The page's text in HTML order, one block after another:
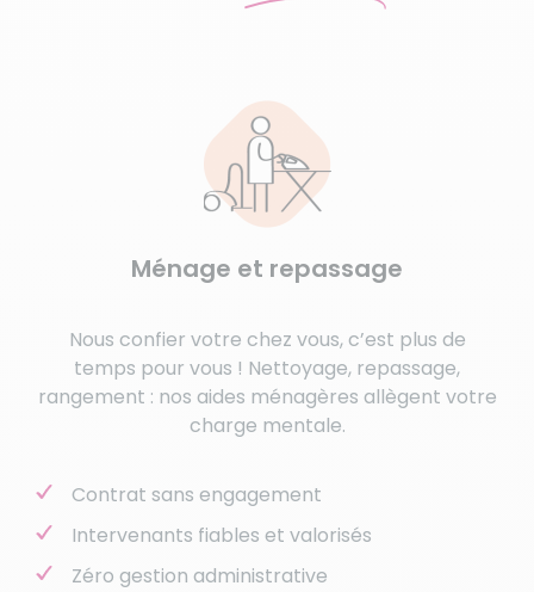
Ménage et repassage
Nous confier votre chez vous, c’est plus de
temps pour vous ! Nettoyage, repassage,
rangement : nos aides ménagères allègent votre
charge mentale.
Contrat sans engagement
Intervenants fiables et valorisés
Zéro gestion administrative